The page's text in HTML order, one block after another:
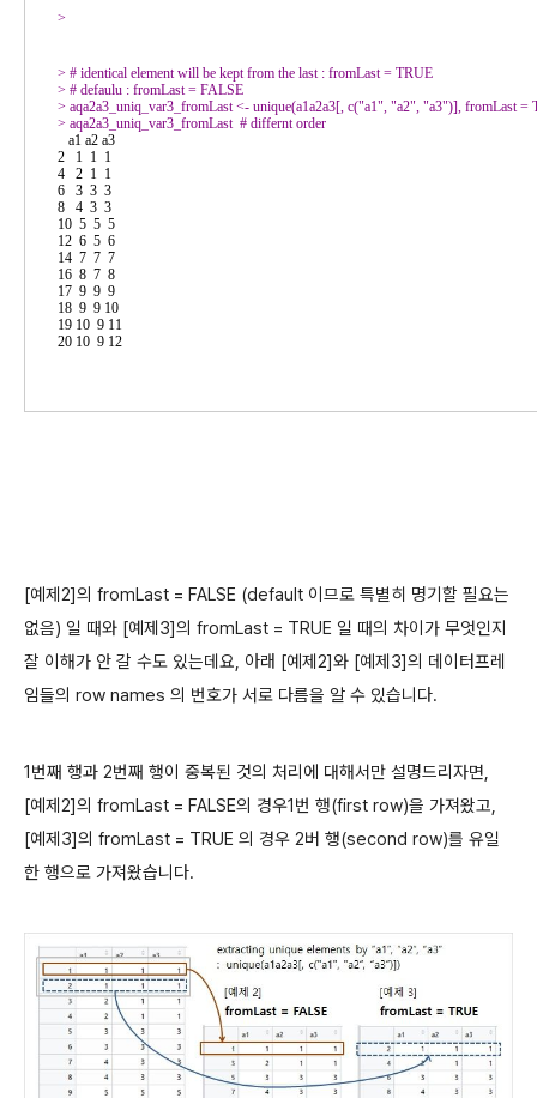
>
>
>
>
>
2   1  1  1
4   2  1  1
6   3  3  3
8   4  3  3
10  5  5  5
12  6  5  6
14  7  7  7
16  8  7  8
17  9  9  9
18  9  9 10
19 10  9 11
20 10  9 12
[예제2]의 fromLast = FALSE (default 이므로 특별히 명기할 필요는
없음) 일 때와 [예제3]의 fromLast = TRUE 일 때의 차이가 무엇인지
잘 이해가 안 갈 수도 있는데요, 아래 [예제2]와 [예제3]의 데이터프레
임들의 row names 의 번호가 서로 다름을 알 수 있습니다.
1번째 행과 2번째 행이 중복된 것의 처리에 대해서만 설명드리자면,
[예제2]의 fromLast = FALSE의 경우1번 행(first row)을 가져왔고,
[예제3]의 fromLast = TRUE 의 경우 2버 행(second row)를 유일
한 행으로 가져왔습니다.